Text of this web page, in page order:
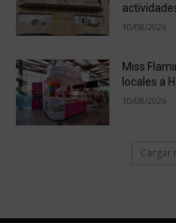
10/08/2026
Miss
locales a
10/08/2026
Cargar